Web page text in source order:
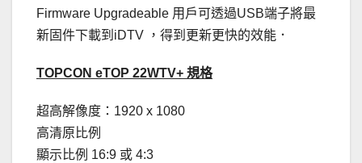
Firmware Upgradeable 用戶可透過USB端子將最
新固件下載到iDTV ，得到更新更快的效能．
TOPCON eTOP 22WTV+ 規格
超高解像度：1920 x 1080
高清原比例
顯示比例 16:9 或 4:3